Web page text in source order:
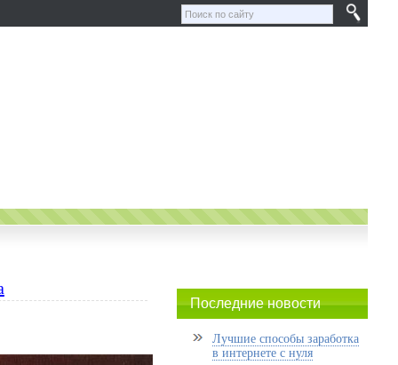
Последние новости
Лучшие способы заработка
в интернете с нуля